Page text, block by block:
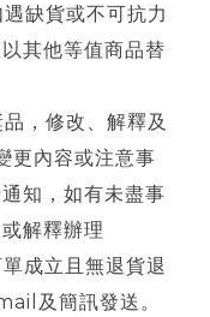
缺貨或不可抗力
其他等值商品替
，修改、解釋及
更內容或注意事
知，如有未盡事
解釋辦理
成立且無退貨退
及簡訊發送。